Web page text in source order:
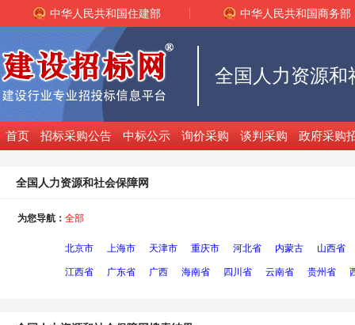
中华人民共和国住建部 中华人民共和国商务部
全国人力资源和
首页 招标采购公告 中标公示 询价采购 谈判采购 政府采购
全国人力资源和社会保障网
为您导航： 全部
北京市 上海市 天津市 重庆市 河北省 内蒙古 山西省
江西省 广东省 广西 海南省 四川省 云南省 贵州省